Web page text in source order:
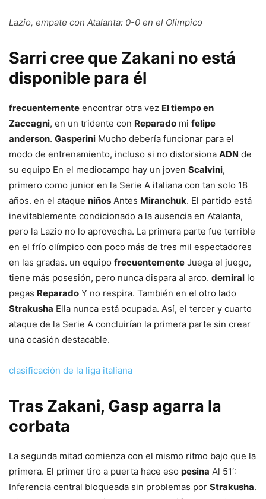
Lazio, empate con Atalanta: 0-0 en el Olimpico
Sarri cree que Zakani no está
disponible para él
frecuentemente encontrar otra vez El tiempo en
Zaccagni, en un tridente con Reparado mi felipe
anderson. Gasperini Mucho debería funcionar para el
modo de entrenamiento, incluso si no distorsiona ADN de
su equipo En el mediocampo hay un joven Scalvini,
primero como junior en la Serie A italiana con tan solo 18
años. en el ataque niños Antes Miranchuk. El partido está
inevitablemente condicionado a la ausencia en Atalanta,
pero la Lazio no lo aprovecha. La primera parte fue terrible
en el frío olímpico con poco más de tres mil espectadores
en las gradas. un equipo frecuentemente Juega el juego,
tiene más posesión, pero nunca dispara al arco. demiral lo
pegas Reparado Y no respira. También en el otro lado
Strakusha Ella nunca está ocupada. Así, el tercer y cuarto
ataque de la Serie A concluirían la primera parte sin crear
una ocasión destacable.
clasificación de la liga italiana
Tras Zakani, Gasp agarra la
corbata
La segunda mitad comienza con el mismo ritmo bajo que la
primera. El primer tiro a puerta hace eso pesina Al 51′:
Inferencia central bloqueada sin problemas por Strakusha.